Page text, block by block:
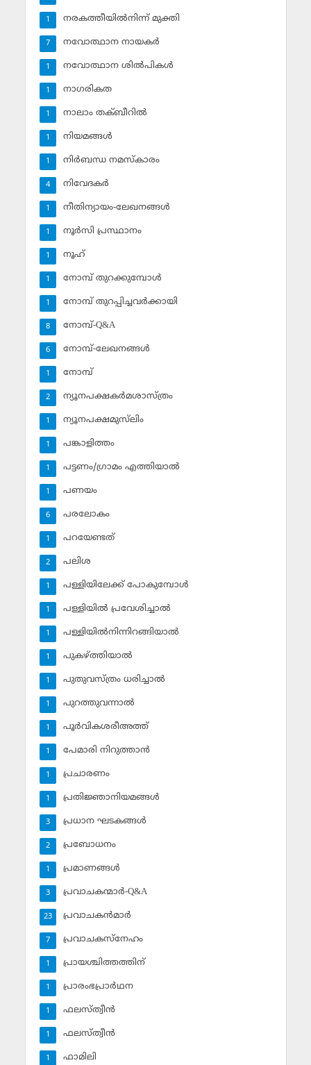
നരകത്തീയില്‍നിന്ന് മുക്തി
1
നവോത്ഥാന നായകര്‍
7
നവോത്ഥാന ശില്‍പികള്‍
1
നാഗരികത
1
നാലാം തക്ബീറില്‍
1
നിയമങ്ങള്‍
1
നിര്‍ബന്ധ നമസ്‌കാരം
1
നിവേദകര്‍
4
നീതിന്യായം-ലേഖനങ്ങള്‍
1
നൂര്‍സി പ്രസ്ഥാനം
1
നൂഹ്‌
1
നോമ്പ് തുറക്കുമ്പോള്‍
1
നോമ്പ് തുറപ്പിച്ചവര്‍ക്കായി
1
നോമ്പ്-Q&A
8
നോമ്പ്-ലേഖനങ്ങള്‍
6
നോമ്പ്‌
1
ന്യൂനപക്ഷകര്‍മശാസ്ത്രം
2
ന്യൂനപക്ഷമുസ്‌ലിം
1
പങ്കാളിത്തം
1
പട്ടണം/ഗ്രാമം എത്തിയാല്‍
1
പണയം
1
പരലോകം
6
പറയേണ്ടത്
1
പലിശ
2
പള്ളിയിലേക്ക് പോകുമ്പോള്‍
1
പള്ളിയില്‍ പ്രവേശിച്ചാല്‍
1
പള്ളിയില്‍നിന്നിറങ്ങിയാല്‍
1
പുകഴ്ത്തിയാല്‍
1
പുതുവസ്ത്രം ധരിച്ചാല്‍
1
പുറത്തുവന്നാല്‍
1
പൂര്‍വികശരീഅത്ത്
1
പേമാരി നിറുത്താന്‍
1
പ്രചാരണം
1
പ്രതിജ്ഞാനിയമങ്ങള്‍
1
പ്രധാന ഘടകങ്ങള്‍
3
പ്രബോധനം
2
പ്രമാണങ്ങള്‍
1
പ്രവാചകന്മാര്‍-Q&A
3
പ്രവാചകന്‍മാര്‍
23
പ്രവാചകസ്‌നേഹം
7
പ്രായശ്ചിത്തത്തിന്
1
പ്രാരംഭപ്രാര്‍ഥന
1
ഫലസ്ത്വീൻ
1
ഫലസ്ത്വീൻ
1
ഫാമിലി
1